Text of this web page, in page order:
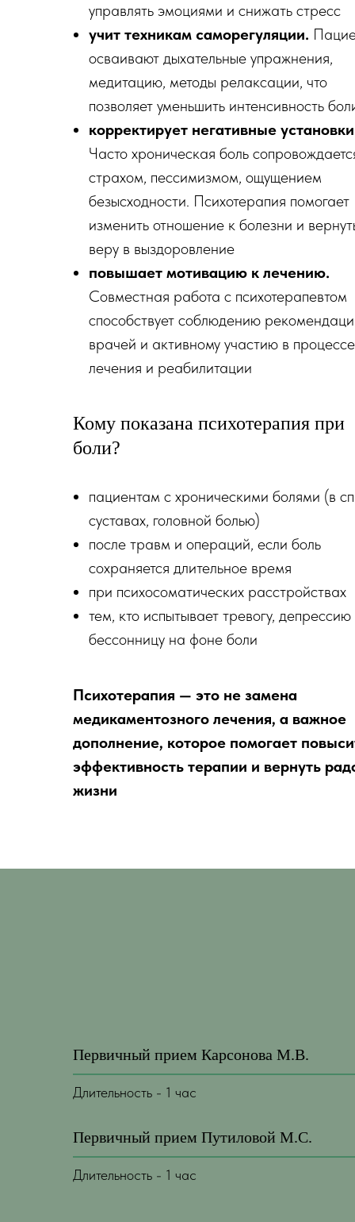
управлять эмоциями и снижать стресс
учит техникам саморегуляции.
осваивают дыхательные упражнения,
медитацию, методы релаксации, что
позволяет уменьшить интенсивность
корректирует негативные
Часто хроническая боль
страхом, пессимизмом, ощущением
безысходности. Психотерапия помогает
изменить отношение к болезни и
веру в выздоровление
повышает мотивацию к лечению.
Совместная работа с психотерапевтом
способствует соблюдению
врачей и активному участию в процессе
лечения и реабилитации
Кому показана психотерапия при
боли?
пациентам с хроническими болями (в
суставах, головной болью)
после травм и операций, если боль
сохраняется длительное время
при психосоматических расстройствах
тем, кто испытывает тревогу,
бессонницу на фоне боли
Психотерапия — это не замена
медикаментозного лечения, а важное
дополнение, которое помогает
эффективность терапии и вернуть
жизни
Первичный прием Карсонова М.В.
Длительность - 1 час
Первичный прием Путиловой М.С.
Длительность - 1 час